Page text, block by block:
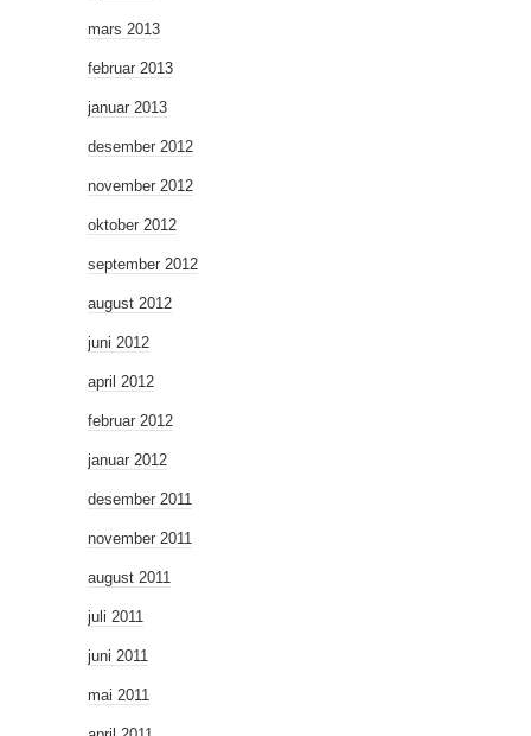
mars 2013
februar 2013
januar 2013
desember 2012
november 2012
oktober 2012
september 2012
august 2012
juni 2012
april 2012
februar 2012
januar 2012
desember 2011
november 2011
august 2011
juli 2011
juni 2011
mai 2011